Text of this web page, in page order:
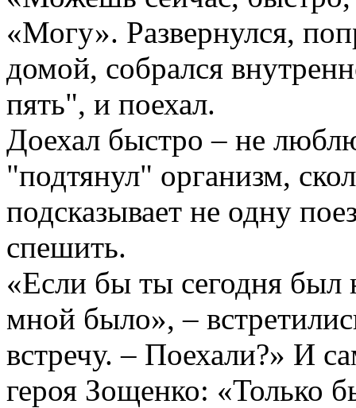
«Могу». Развернулся,
домой, собрался
пять", и поехал.
Доехал быстро – не
"подтянул" организм,
подсказывает не одну
спешить.
«Если бы ты сегодня был
мной было», –
встречу. – Поехали?» И
героя Зощенко: «Только